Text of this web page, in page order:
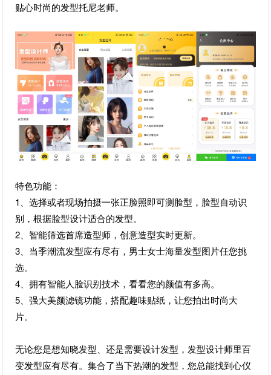
贴心时尚的发型托尼老师。
特色功能：
1、选择或者现场拍摄一张正脸照即可测脸型，脸型自动识
别，根据脸型设计适合的发型。
2、智能筛选首席造型师，创意造型实时更新。
3、当季潮流发型应有尽有，男士女士海量发型图片任您挑
选。
4、拥有智能人脸识别技术，看看您的颜值有多高。
5、强大美颜滤镜功能，搭配趣味贴纸，让您拍出时尚大
片。
无论您是想知晓发型、还是需要设计发型，发型设计师里百
变发型应有尽有。集合了当下热潮的发型，您总能找到心仪